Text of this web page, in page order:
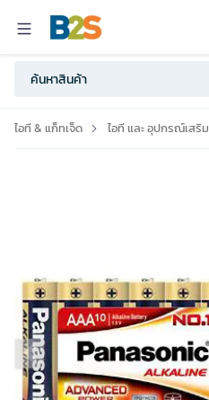
ไอที & แก็ทเจ็ด ไอที และ อุปกรณ์เสริม
Previous slide